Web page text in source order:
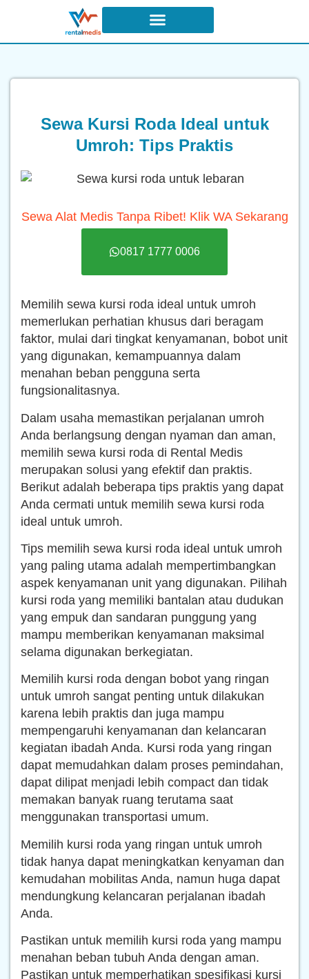
Sewa Kursi Roda Ideal untuk
Umroh: Tips Praktis
Sewa Alat Medis Tanpa Ribet! Klik WA Sekarang
0817 1777 0006
Memilih sewa kursi roda ideal untuk umroh
memerlukan perhatian khusus dari beragam
faktor, mulai dari tingkat kenyamanan, bobot unit
yang digunakan, kemampuannya dalam
menahan beban pengguna serta
fungsionalitasnya.
Dalam usaha memastikan perjalanan umroh
Anda berlangsung dengan nyaman dan aman,
memilih sewa kursi roda di Rental Medis
merupakan solusi yang efektif dan praktis.
Berikut adalah beberapa tips praktis yang dapat
Anda cermati untuk memilih sewa kursi roda
ideal untuk umroh.
Tips memilih sewa kursi roda ideal untuk umroh
yang paling utama adalah mempertimbangkan
aspek kenyamanan unit yang digunakan. Pilihah
kursi roda yang memiliki bantalan atau dudukan
yang empuk dan sandaran punggung yang
mampu memberikan kenyamanan maksimal
selama digunakan berkegiatan.
Memilih kursi roda dengan bobot yang ringan
untuk umroh sangat penting untuk dilakukan
karena lebih praktis dan juga mampu
mempengaruhi kenyamanan dan kelancaran
kegiatan ibadah Anda. Kursi roda yang ringan
dapat memudahkan dalam proses pemindahan,
dapat dilipat menjadi lebih compact dan tidak
memakan banyak ruang terutama saat
menggunakan transportasi umum.
Memilih kursi roda yang ringan untuk umroh
tidak hanya dapat meningkatkan kenyaman dan
kemudahan mobilitas Anda, namun huga dapat
mendungkung kelancaran perjalanan ibadah
Anda.
Pastikan untuk memilih kursi roda yang mampu
menahan beban tubuh Anda dengan aman.
Pastikan untuk memperhatikan spesifikasi kursi